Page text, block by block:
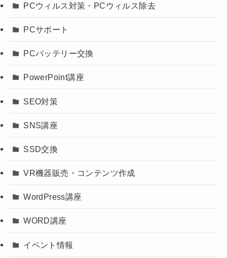
PCウィルス対策・PCウィルス除去
PCサポート
PCバッテリー交換
PowerPoint講座
SEO対策
SNS講座
SSD交換
VR機器販売・コンテンツ作成
WordPress講座
WORD講座
イベント情報